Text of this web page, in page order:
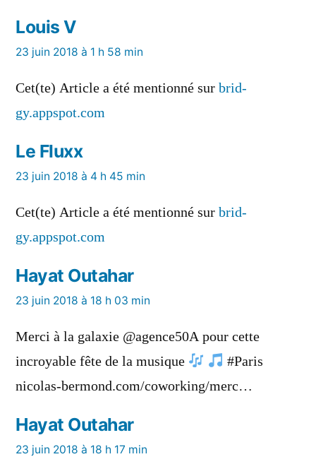
Louis Va
dit :
23 juin 2018 à 1 h 58 min
Cet(te) Article a été mentionné sur brid-
gy.appspot.com
Le Fluxxa
dit :
23 juin 2018 à 4 h 45 min
Cet(te) Article a été mentionné sur brid-
gy.appspot.com
Hayat Outahara
dit :
23 juin 2018 à 18 h 03 min
Merci à la galaxie @agence50A pour cette
incroyable fête de la musique
#Paris
nicolas-bermond.com/coworking/merc…
Hayat Outahara
dit :
23 juin 2018 à 18 h 17 min